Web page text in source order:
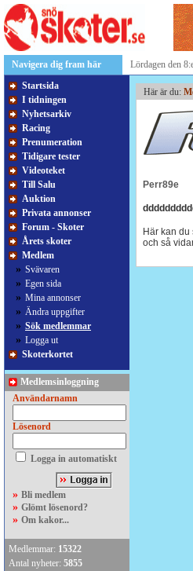
Navigera dig fram här
Lördagen den
Startsida
I tidningen
Nyhetsarkiv
Racing
Prenumeration
Tidigare tester
Videoteket
Till Salu
Auktion
Privata annonser
Forum - Skoter
Årets skoter
Medlem
» Svävaren
» Egen sida
» Mina annonser
» Ändra uppgifter
» Sök medlemmar
» Logga ut
Skoterkortet
Medlemsinloggning
Användarnamn
Lösenord
Logga in automatiskt
» Bli medlem
» Glömt lösenord?
» Om kakor...
Medlemmar: 15322
Antal nyheter: 5855
Här är du:
Perr89e
Här kan
och så